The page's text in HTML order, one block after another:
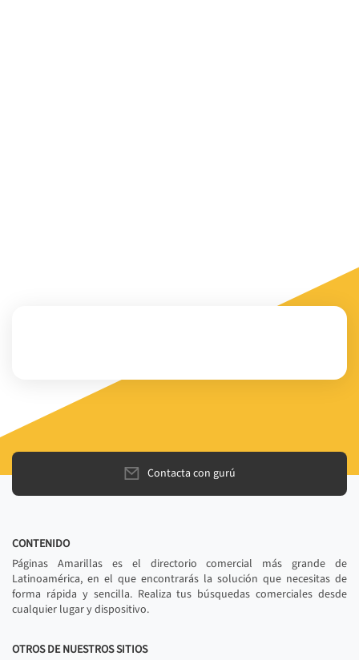
Contacta con gurú
CONTENIDO
Páginas Amarillas es el directorio comercial más grande de
Latinoamérica, en el que encontrarás la solución que necesitas de
forma rápida y sencilla. Realiza tus búsquedas comerciales desde
cualquier lugar y dispositivo.
OTROS DE NUESTROS SITIOS